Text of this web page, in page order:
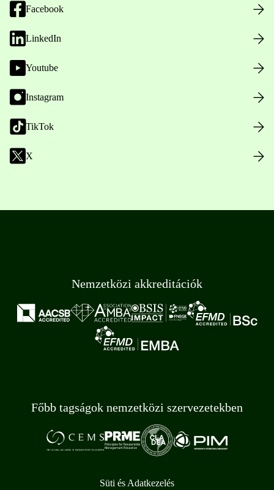
Facebook
LinkedIn
Youtube
Instagram
TikTok
X
Nemzetközi akkreditációk
Főbb tagságok nemzetközi szervezetekben
Süti és Adatkezelés